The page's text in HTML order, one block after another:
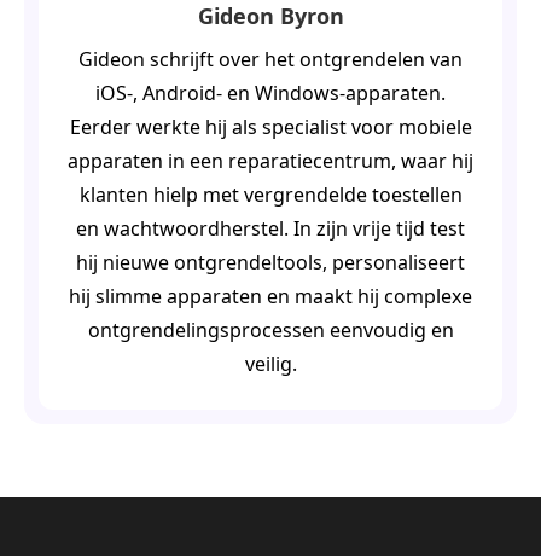
Gideon Byron
Gideon schrijft over het ontgrendelen van
iOS-, Android- en Windows-apparaten.
Eerder werkte hij als specialist voor mobiele
apparaten in een reparatiecentrum, waar hij
klanten hielp met vergrendelde toestellen
en wachtwoordherstel. In zijn vrije tijd test
hij nieuwe ontgrendeltools, personaliseert
hij slimme apparaten en maakt hij complexe
ontgrendelingsprocessen eenvoudig en
veilig.